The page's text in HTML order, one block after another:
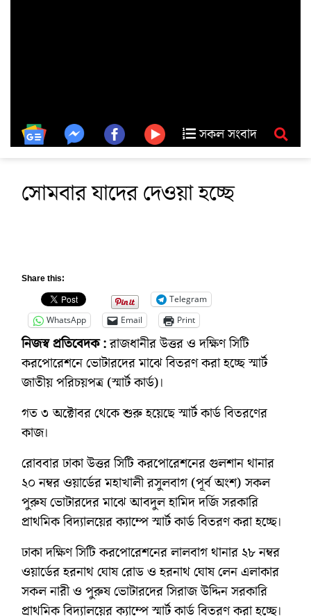
সকল সংবাদ
সোমবার যাদের দেওয়া হচ্ছে
Share this:
Telegram
WhatsApp
Email Print
নিজস্ব প্রতিবেদক :রাজধানীর উত্তর ও দক্ষিণ সিটি
করপোরেশনে ভোটারদের মাঝে বিতরণ করা হচ্ছে স্মার্ট
জাতীয় পরিচয়পত্র (স্মার্ট কার্ড)।
গত ৩ অক্টোবর থেকে শুরু হয়েছে স্মার্ট কার্ড বিতরণের
কাজ।
রোববার ঢাকা উত্তর সিটি করপোরেশনের গুলশান থানার
২০ নম্বর ওয়ার্ডের মহাখালী রসুলবাগ (পূর্ব অংশ) সকল
পুরুষ ভোটারদের মাঝে আবদুল হামিদ দর্জি সরকারি
প্রাথমিক বিদ্যালয়ের ক্যাম্পে স্মার্ট কার্ড বিতরণ করা হচ্ছে।
ঢাকা দক্ষিণ সিটি করপোরেশনের লালবাগ থানার ২৮ নম্বর
ওয়ার্ডের হরনাথ ঘোষ রোড ও হরনাথ ঘোষ লেন এলাকার
সকল নারী ও পুরুষ ভোটারদের সিরাজ উদ্দিন সরকারি
প্রাথমিক বিদ্যালয়ের ক্যাম্পে স্মার্ট কার্ড বিতরণ করা হচ্ছে।